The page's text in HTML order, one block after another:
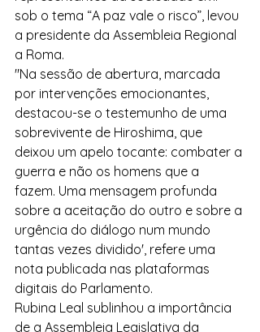
sob o tema “A paz vale o risco”, levou
a presidente da Assembleia Regional
a Roma.
"Na sessão de abertura, marcada
por intervenções emocionantes,
destacou-se o testemunho de uma
sobrevivente de Hiroshima, que
deixou um apelo tocante: combater a
guerra e não os homens que a
fazem. Uma mensagem profunda
sobre a aceitação do outro e sobre a
urgência do diálogo num mundo
tantas vezes dividido', refere uma
nota publicada nas plataformas
digitais do Parlamento.
Rubina Leal sublinhou a importância
de a Assembleia Legislativa da